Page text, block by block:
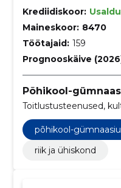
Krediidiskoor:
Maineskoor: 8470
Töötajaid: 159
Prognooskäive
Põhikool-
Toitlustusteenused,
põhikool-
riik ja ühiskond